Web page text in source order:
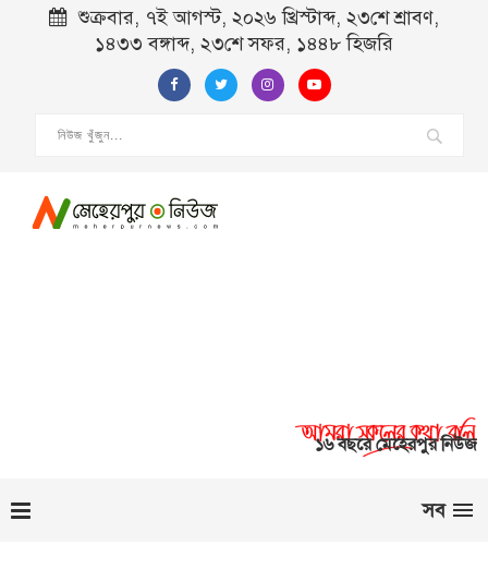
শুক্রবার, ৭ই আগস্ট, ২০২৬ খ্রিস্টাব্দ, ২৩শে শ্রাবণ,
১৪৩৩ বঙ্গাব্দ, ২৩শে সফর, ১৪৪৮ হিজরি
১৬ বছরে মেহেরপুর নিউজ
সব